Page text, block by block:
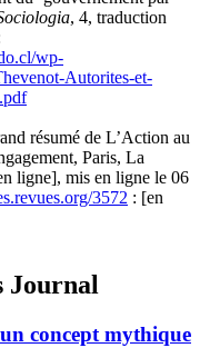
, 4, traduction
wp-
Autorites-et-
résumé de L’Action au
Paris, La
ligne], mis en ligne le 06
3572 : [en
Journal
concept mythique